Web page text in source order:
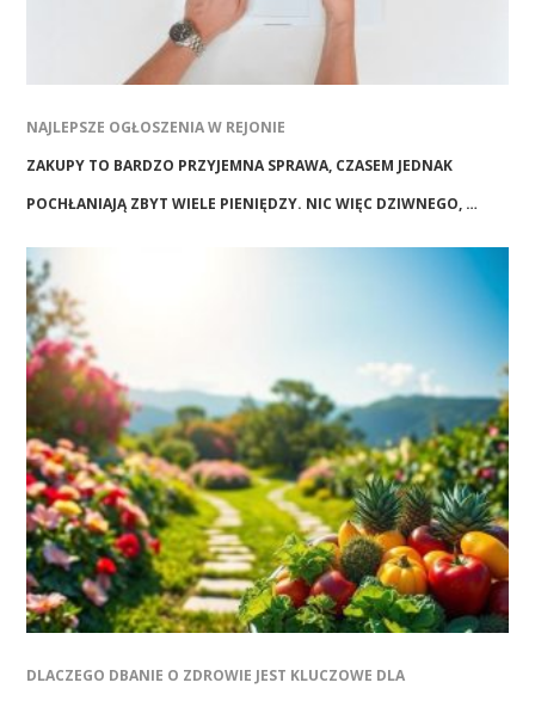
NAJLEPSZE OGŁOSZENIA W REJONIE
ZAKUPY TO BARDZO PRZYJEMNA SPRAWA, CZASEM JEDNAK
POCHŁANIAJĄ ZBYT WIELE PIENIĘDZY. NIC WIĘC DZIWNEGO, …
DLACZEGO DBANIE O ZDROWIE JEST KLUCZOWE DLA